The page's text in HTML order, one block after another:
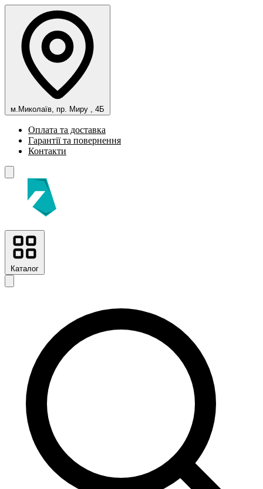
м.Миколаїв, пр. Миру , 4Б
Оплата та доставка
Гарантії та повернення
Контакти
Каталог